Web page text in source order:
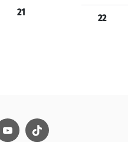
21
22